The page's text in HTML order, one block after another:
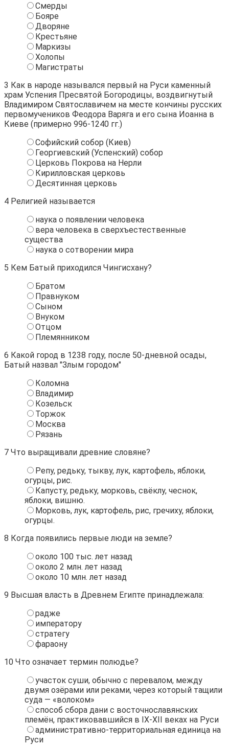
Смерды
Бояре
Дворяне
Крестьяне
Маркизы
Холопы
Магистраты
3 Как в народе назывался первый на Руси каменный
храм Успения Пресвятой Богородицы, воздвигнутый
Владимиром Святославичем на месте кончины русских
первомучеников Феодора Варяга и его сына Иоанна в
Киеве (примерно 996-1240 гг.)
Софийский собор (Киев)
Георгиевский (Успенский) собор
Церковь Покрова на Нерли
Кирилловская церковь
Десятинная церковь
4 Религией называется
наука о появлении человека
вера человека в сверхъестественные
существа
наука о сотворении мира
5 Кем Батый приходился Чингисхану?
Братом
Правнуком
Сыном
Внуком
Отцом
Племянником
6 Какой город в 1238 году, после 50-дневной осады,
Батый назвал "Злым городом"
Коломна
Владимир
Козельск
Торжок
Москва
Рязань
7 Что выращивали древние словяне?
Репу, редьку, тыкву, лук, картофель, яблоки,
огурцы, рис.
Капусту, редьку, морковь, свёклу, чеснок,
яблоки, вишню.
Морковь, лук, картофель, рис, гречиху, яблоки,
огурцы.
8 Когда появились первые люди на земле?
около 100 тыс. лет назад
около 2 млн. лет назад
около 10 млн. лет назад
9 Высшая власть в Древнем Египте принадлежала:
радже
императору
стратегу
фараону
10 Что означает термин полюдье?
участок суши, обычно с перевалом, между
двумя озёрами или реками, через который тащили
суда — «волоком»
способ сбора дани с восточнославянских
племён, практиковавшийся в IX-XII веках на Руси
административно-территориальная единица на
Руси